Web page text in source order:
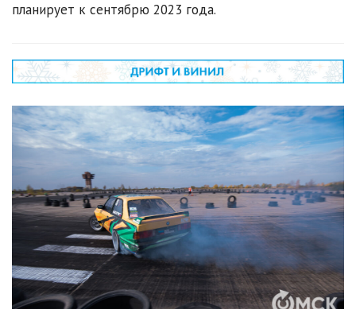
планирует к сентябрю 2023 года.